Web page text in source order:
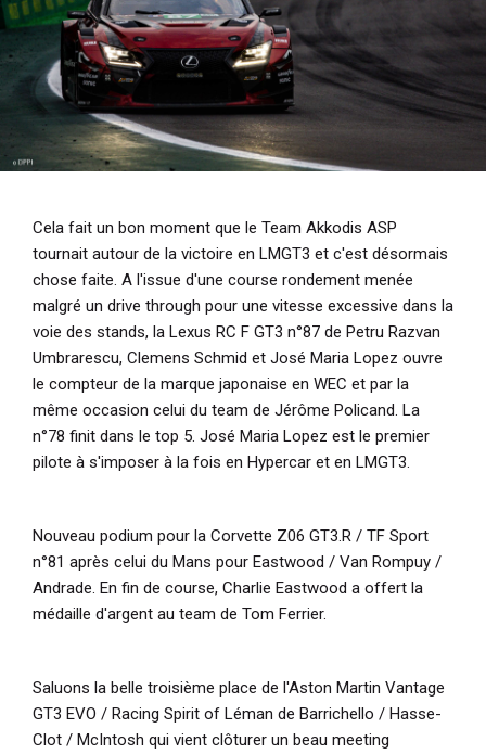
Cela fait un bon moment que le Team Akkodis ASP
tournait autour de la victoire en LMGT3 et c'est désormais
chose faite. A l'issue d'une course rondement menée
malgré un drive through pour une vitesse excessive dans la
voie des stands, la Lexus RC F GT3 n°87 de Petru Razvan
Umbrarescu, Clemens Schmid et José Maria Lopez ouvre
le compteur de la marque japonaise en WEC et par la
même occasion celui du team de Jérôme Policand. La
n°78 finit dans le top 5. José Maria Lopez est le premier
pilote à s'imposer à la fois en Hypercar et en LMGT3.
Nouveau podium pour la Corvette Z06 GT3.R / TF Sport
n°81 après celui du Mans pour Eastwood / Van Rompuy /
Andrade. En fin de course, Charlie Eastwood a offert la
médaille d'argent au team de Tom Ferrier.
Saluons la belle troisième place de l'Aston Martin Vantage
GT3 EVO / Racing Spirit of Léman de Barrichello / Hasse-
Clot / McIntosh qui vient clôturer un beau meeting